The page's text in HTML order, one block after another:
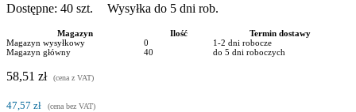
Dostępne: 40 szt. Wysyłka do 5 dni rob.
Magazyn Ilość
Termin dostawy
Magazyn wysyłkowy
0
1-2 dni robocze
Magazyn główny
40 do 5 dni roboczych
58,51 zł (cena z VAT)
47,57 zł (cena bez VAT)